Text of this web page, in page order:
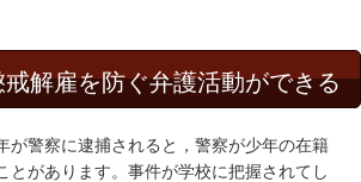
解雇を防ぐ弁護活動ができる
警察に逮捕されると，警察が少年の在籍
とがあります。事件が学校に把握されてし